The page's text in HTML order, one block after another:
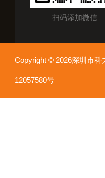
扫码添加微信
Copyright © 2026深圳市
12057580号